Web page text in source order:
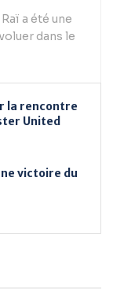
a été une
dans le
la rencontre
United
victoire du